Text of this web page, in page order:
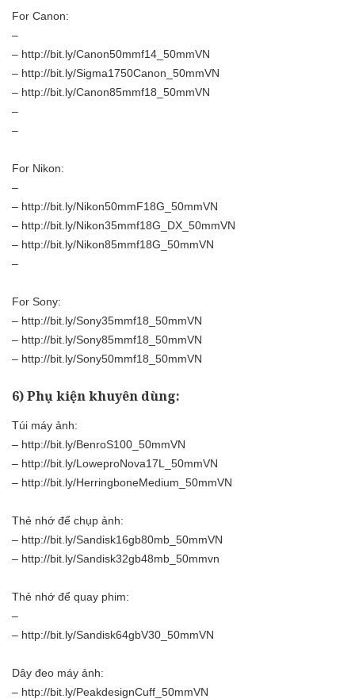
For Canon:
–
– http://bit.ly/Canon50mmf14_50mmVN
– http://bit.ly/Sigma1750Canon_50mmVN
– http://bit.ly/Canon85mmf18_50mmVN
–
–
For Nikon:
–
– http://bit.ly/Nikon50mmF18G_50mmVN
– http://bit.ly/Nikon35mmf18G_DX_50mmVN
– http://bit.ly/Nikon85mmf18G_50mmVN
–
For Sony:
– http://bit.ly/Sony35mmf18_50mmVN
– http://bit.ly/Sony85mmf18_50mmVN
– http://bit.ly/Sony50mmf18_50mmVN
6) Phụ kiện khuyên dùng:
Túi máy ảnh:
– http://bit.ly/BenroS100_50mmVN
– http://bit.ly/LoweproNova17L_50mmVN
– http://bit.ly/HerringboneMedium_50mmVN
Thẻ nhớ để chụp ảnh:
– http://bit.ly/Sandisk16gb80mb_50mmVN
– http://bit.ly/Sandisk32gb48mb_50mmvn
Thẻ nhớ để quay phim:
–
– http://bit.ly/Sandisk64gbV30_50mmVN
Dây đeo máy ảnh:
– http://bit.ly/PeakdesignCuff_50mmVN